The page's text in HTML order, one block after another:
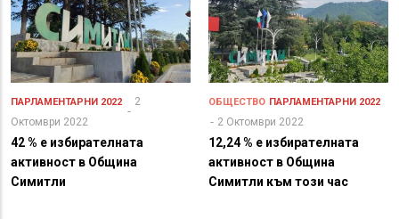
ПАРЛАМЕНТАРНИ 2022
2
Октомври 2022
42 % е избирателната
активност в Община
Симитли
ОБЩЕСТВО ПАРЛАМЕНТАРНИ 2022
2 Октомври 2022
12,24 % е избирателната
активност в Община
Симитли към този час